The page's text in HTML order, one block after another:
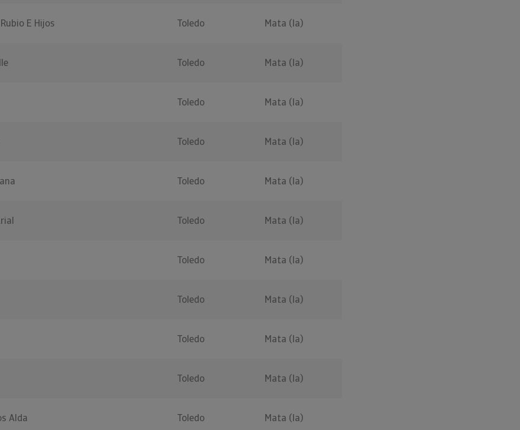
E Hijos Toledo Mata (la)
Toledo Mata (la)
Toledo Mata (la)
Toledo Mata (la)
Toledo Mata (la)
Toledo Mata (la)
Toledo Mata (la)
Toledo Mata (la)
Toledo Mata (la)
Toledo Mata (la)
Alda Toledo Mata (la)